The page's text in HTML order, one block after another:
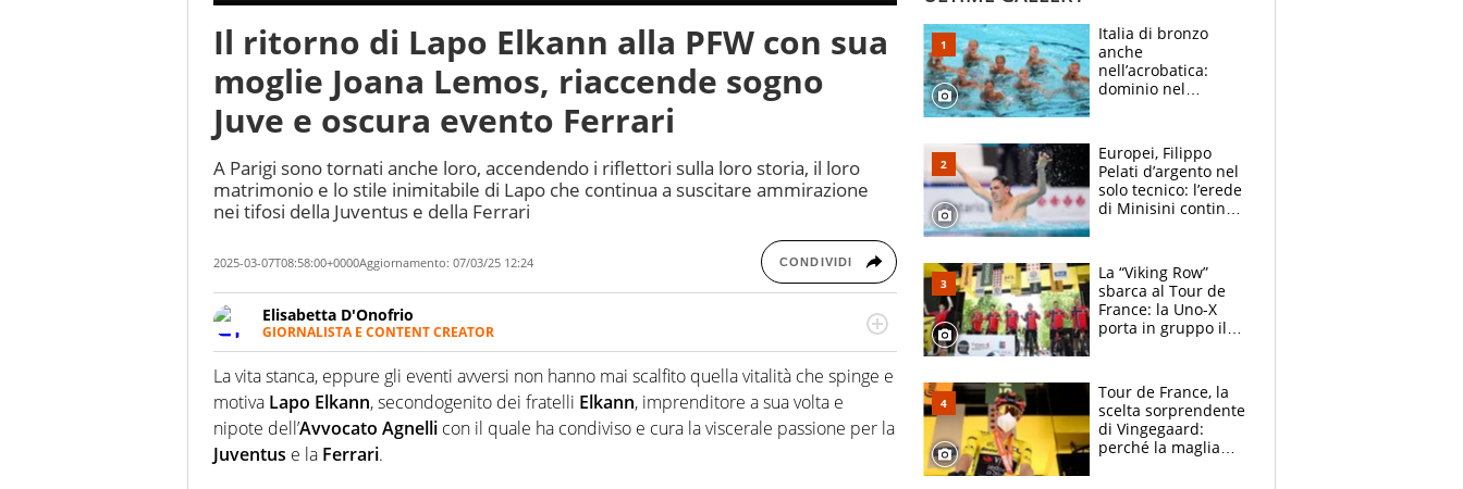
Il ritorno di Lapo Elkann alla PFW con sua
moglie Joana Lemos, riaccende sogno
Juve e oscura evento Ferrari
A Parigi sono tornati anche loro, accendendo i riflettori sulla loro storia, il loro
matrimonio e lo stile inimitabile di Lapo che continua a suscitare ammirazione
nei tifosi della Juventus e della Ferrari
2025-03-07T08:58:00+0000Aggiornamento: 07/03/25 12:24 CONDIVIDI
Elisabetta D'Onofrio
GIORNALISTA E CONTENT CREATOR
Giornalista professionista dal 2007, scrive per curiosità personale e necessità:
soprattutto di calcio, di sport e dei suoi protagonisti, concedendosi innocenti evasioni
nell'ambito della creazione di format. Un tempo ala destra, oggi si sente a suo agio nel
ruolo di libero. Cura una classifica riservata dei migliori 5 calciatori di sempre.
La vita stanca, eppure gli eventi avversi non hanno mai scalfito quella vitalità che spinge e
motiva Lapo Elkann, secondogenito dei fratelli Elkann, imprenditore a sua volta e
nipote dell’Avvocato Agnelli con il quale ha condiviso e cura la viscerale passione per la
Juventus e la Ferrari.
Italia di bronzo
anche
nell’acrobatica:
dominio nel
e compagni
continuare
Europei, Filippo
Pelati d’argento nel
solo tecnico: l’erede
di Minisini continua
mirino
La “Viking Row”
sbarca al Tour de
France: la Uno-X
porta in gruppo il
compagni
Tour de France, la
scelta sorprendente
di Vingegaard:
perché la maglia